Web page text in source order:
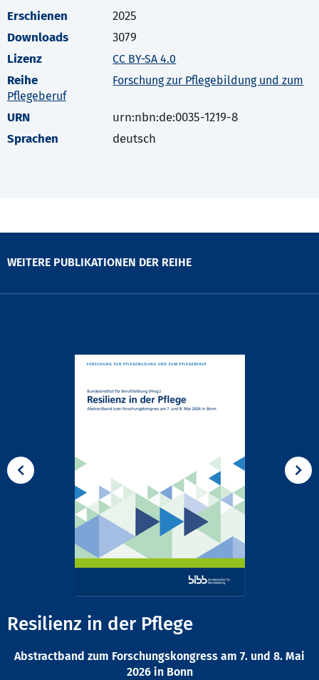
Erschienen
2025
Downloads
3079
Lizenz
CC BY-SA 4.0
Reihe
Forschung zur Pflegebildung und zum
Pflegeberuf
URN
urn:nbn:de:0035-1219-8
Sprachen
deutsch
WEITERE PUBLIKATIONEN DER REIHE
Resilienz in der Pflege
Abstractband zum Forschungskongress am 7. und 8. Mai
2026 in Bonn